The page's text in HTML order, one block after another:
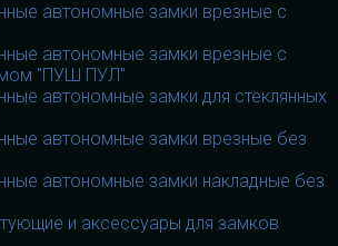
автономные замки врезные с
автономные замки врезные с
"ПУШ ПУЛ"
автономные замки для стеклянных
автономные замки врезные без
автономные замки накладные без
и аксессуары для замков